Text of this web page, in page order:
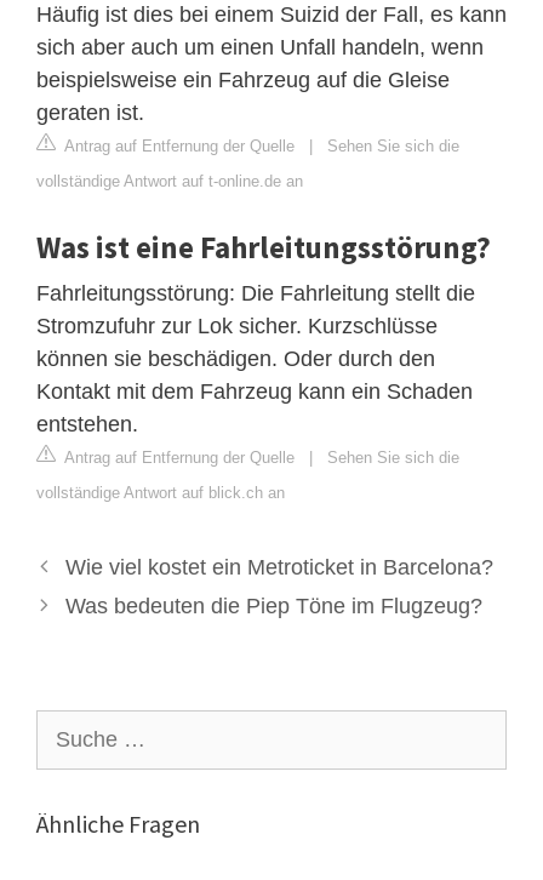
Häufig ist dies bei einem Suizid der Fall, es kann
sich aber auch um einen Unfall handeln, wenn
beispielsweise ein Fahrzeug auf die Gleise
geraten ist.
Antrag auf Entfernung der Quelle | Sehen Sie sich die
vollständige Antwort auf t-online.de an
Was ist eine Fahrleitungsstörung?
Fahrleitungsstörung: Die Fahrleitung stellt die
Stromzufuhr zur Lok sicher. Kurzschlüsse
können sie beschädigen. Oder durch den
Kontakt mit dem Fahrzeug kann ein Schaden
entstehen.
Antrag auf Entfernung der Quelle | Sehen Sie sich die
vollständige Antwort auf blick.ch an
Wie viel kostet ein Metroticket in Barcelona?
Was bedeuten die Piep Töne im Flugzeug?
nach:
Ähnliche Fragen